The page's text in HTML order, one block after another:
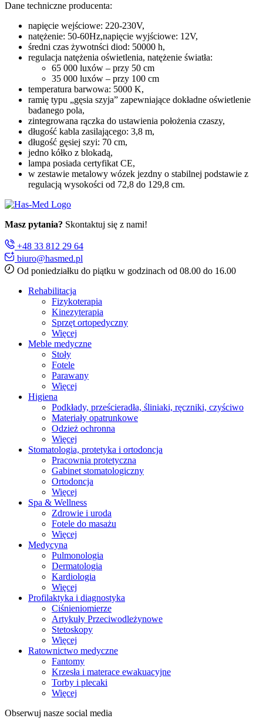
Dane techniczne producenta:
napięcie wejściowe: 220-230V,
natężenie: 50-60Hz,napięcie wyjściowe: 12V,
średni czas żywotnści diod: 50000 h,
regulacja natężenia oświetlenia, natężenie światła:
65 000 luxów – przy 50 cm
35 000 luxów – przy 100 cm
temperatura barwowa: 5000 K,
ramię typu „gęsia szyja” zapewniające dokładne oświetlenie
badanego pola,
zintegrowana rączka do ustawienia położenia czaszy,
długość kabla zasilającego: 3,8 m,
długość gęsiej szyi: 70 cm,
jedno kółko z blokadą,
lampa posiada certyfikat CE,
w zestawie metalowy wózek jezdny o stabilnej podstawie z
regulacją wysokości od 72,8 do 129,8 cm.
Masz pytania? Skontaktuj się z nami!
+48 33 812 29 64
biuro@hasmed.pl
Od poniedziałku do piątku w godzinach od 08.00 do 16.00
Rehabilitacja
Fizykoterapia
Kinezyterapia
Sprzęt ortopedyczny
Więcej
Meble medyczne
Stoły
Fotele
Parawany
Więcej
Higiena
Podkłady, prześcieradła, śliniaki, ręczniki, czyściwo
Materiały opatrunkowe
Odzież ochronna
Więcej
Stomatologia, protetyka i ortodoncja
Pracownia protetyczna
Gabinet stomatologiczny
Ortodoncja
Więcej
Spa & Wellness
Zdrowie i uroda
Fotele do masażu
Więcej
Medycyna
Pulmonologia
Dermatologia
Kardiologia
Więcej
Profilaktyka i diagnostyka
Ciśnieniomierze
Artykuły Przeciwodleżynowe
Stetoskopy
Więcej
Ratownictwo medyczne
Fantomy
Krzesła i materace ewakuacyjne
Torby i plecaki
Więcej
Obserwuj nasze social media